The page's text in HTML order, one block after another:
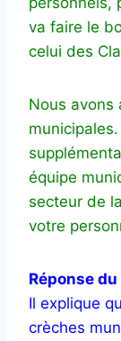
va faire le
celui des
Nous avons
équipe
secteur de
votre
Réponse
Il explique
crèches